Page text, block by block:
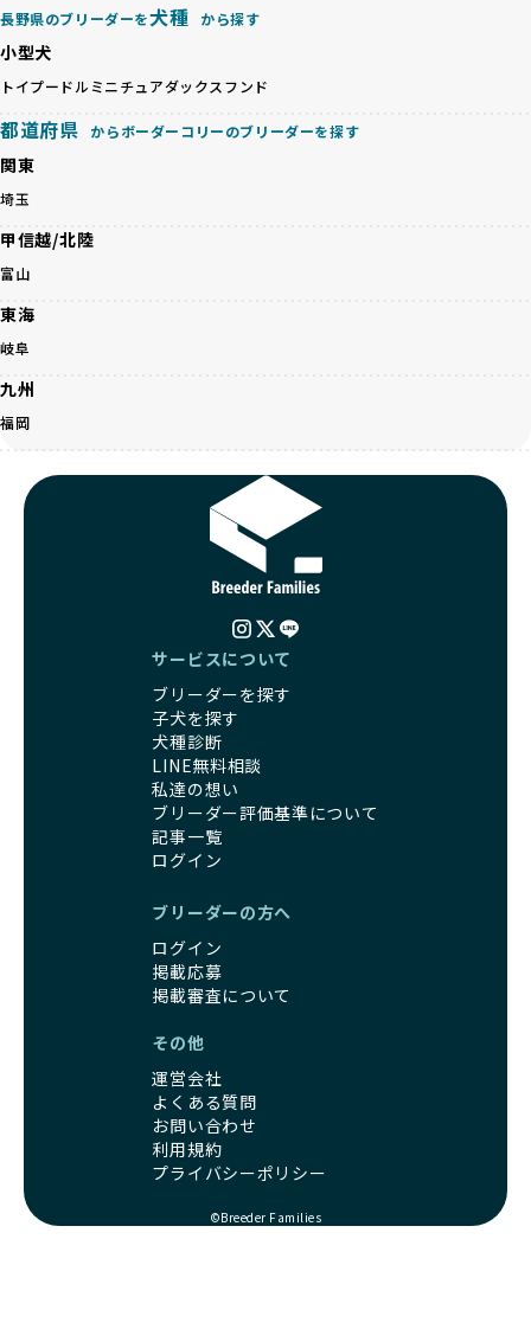
徹底した透明性こそが、BreederFamiliesの大きな特徴で
す。
量販売、負担の大きい流通構造、劣悪な飼育環境といった課
題に真摯に向き合っています。優良ブリーダーとの直接取引
を促進することで、無駄な命の消費を減らし、命を大切にす
る社会の実現を目指しています。
さらに、売上の一部を保護団体や保護団体を支援する公益法
人へ寄付しています。多くのペット販売業者が、動物福祉へ
の取り組みが不十分であることを理由に寄付を断られる中、
BreederFamiliesはその姿勢が評価され、寄付が実現してい
ます。この活動により、保護が必要なワンちゃんの救済や保
護活動の支援にも貢献しています。
BreederFamiliesのこうした取り組みは、目の前の子犬だけ
でなく、すべてのワンちゃんに優しい未来を創るための大き
な一歩です。ユーザーの皆さんがBreederFamiliesを通じて
子犬をお迎えすることで、こうした社会貢献活動を間接的に
支えることができます。
BreederFamiliesに登録されているブリーダーは、子犬が心
身ともに健康に育つための環境づくりに全力を注いでいま
考えられた食事、子犬がのびのびと動ける適度な運動環境、
さらに獣医師と連携した健康管理まで徹底しています。
気で健康なスタートを切れることが大きな魅力です。
子犬の社会性は、家庭でのしつけをスムーズにする重要なポ
イントです。BreederFamiliesのブリーダーは、母犬や兄弟
犬、人との触れ合いの時間をしっかり確保し、子犬が自然に
コミュニケーション能力を身につけられるよう育てていま
家庭に迎えたその日から、すでに社会性の基盤ができている
ため、新しい環境にもスムーズに適応できます。
これにより、飼い主さんにとっても安心してスタートできる
BreederFamiliesのブリーダーは、犬種に関する豊富な知識
と経験を持っています。そのため、子犬を迎えた後の健康管
理やしつけ、生活スタイルに合わせた育て方について、丁寧
は？」「食事はどうしたらいい？」など、疑問や悩みがあれ
ば、専門的な視点から解決のヒントをもらえるのも安心でき
るポイントです。
BreederFamiliesでは、すべてのブリーダーが厳しい基準を
クリアした方々だけです。運営チームがブリーダーに直接ヒ
アリングを行い、現地確認を経て透明性の高い情報を公開し
ています。
これにより、ユーザーは見た目だけでなく、育成環境や健康
接の引き渡しを基本とします。
一方で、営利優先ブリーダーは、広範囲に販売するためにペ
ットショップやオークションを活用し、子犬の心身への影響
を軽視しがちです。
「ペットショップ等を使わない」の詳細はこちら
近年、「小さくて可愛い」「珍しい毛色」という見た目の特
徴が人気を集め、高値で取引されることが多くなっていま
くありません。極小サイズは骨や心臓に負担がかかりやす
く、レアカラーには遺伝疾患のリスクが高まることがありま
営利優先ブリーダーは、このような流行や需要に応じて無理
な繁殖を行いがちです。小柄な母犬を繁殖に多用して体に負
ど、健康を犠牲にした管理がされることもあります。このよ
うな方法では、ワンちゃんの免疫力や体力が低下し、飼い主
にとっても将来的な医療費やケアの負担が増える恐れがあり
ます。
優良ブリーダーは、こうした流行に流されず、ワンちゃんの
健康を最優先に考えています。特に小さいワンちゃんやレア
カラーの子犬を販売する場合は、健康リスクを十分に理解
し、飼い主にそのリスクについて丁寧に説明しています。食
事管理もしっかり行い、成長に必要な栄養を確保するなど、
ワンちゃんの健康を第一にした繁殖を心がけています。
「見た目以上に健康重視」の詳細はこちら
引退犬とは、繁殖期を終えたワンちゃんたちのことを指しま
優良ブリーダーは、引退犬も家族の一員として、彼らの幸せ
を願っています。よって、引退後も自宅で飼育を続けるか、
信頼できる相手に譲渡するなど、ワンちゃんが幸せに暮らせ
るように配慮します。
一方、営利優先ブリーダーは引退犬を「コスト」として考
え、早く手放すことを考えます。場合によっては、悪徳保護
になる可能性が高まります。
引退犬に対する扱いがどうなっているかも、優良ブリーダー
を見分けるポイントとなります。
「引退犬も大切に」の詳細はこちら
社会化とは、ワンちゃんが人間や他の犬、日常の環境にスム
ーズに適応できるようにするプロセスです。ワンちゃんの社
会化は、生後3週間から12週間頃の「社会化期」と呼ばれる
時期が特に重要です。この期間は、ブリーダーが飼育してい
る時期と重なるため、ワンちゃんが人や他の犬、家庭環境に
対して適応力を高めるための基礎を築く貴重な機会となりま
す。
優良ブリーダーは、母犬との愛情ある触れ合いや、兄弟犬や
長野県のブリーダーを犬種 から探す
小型犬
トイプードル ミニチュアダックスフンド
都道府県 からボーダーコリーのブリーダーを探す
関東
埼玉
甲信越/北陸
富山
東海
岐阜
九州
福岡
サービスについて
ブリーダーを探す
子犬を探す
犬種診断
LINE無料相談
私達の想い
ブリーダー評価基準について
記事一覧
ログイン
ブリーダーの方へ
ログイン
掲載応募
掲載審査について
その他
運営会社
よくある質問
お問い合わせ
利用規約
プライバシーポリシー
©Breeder Families